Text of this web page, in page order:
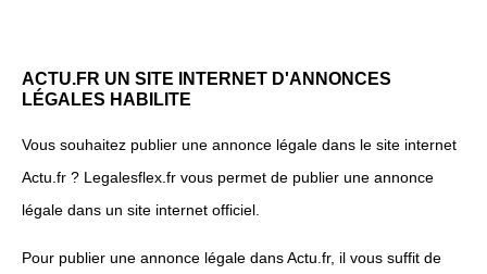
ACTU.FR UN SITE INTERNET D'ANNONCES
LÉGALES HABILITE
Vous souhaitez publier une annonce légale dans le site internet
Actu.fr ? Legalesflex.fr vous permet de publier une annonce
légale dans un site internet officiel.
Pour publier une annonce légale dans Actu.fr, il vous suffit de